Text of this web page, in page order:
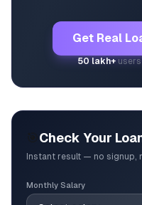
Get Real
50 lakh+users
Check Your
Instant result — no signup,
Monthly Salary